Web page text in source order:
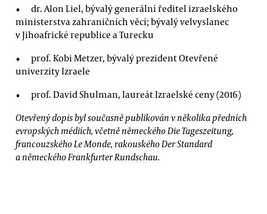
dr. Alon Liel, bývalý generální ředitel izraelského
ministerstva zahraničních věcí; bývalý velvyslanec
v Jihoafrické republice a Turecku
prof. Kobi Metzer, bývalý prezident Otevřené
univerzity Izraele
prof. David Shulman, laureát Izraelské ceny (2016)
Otevřený dopis byl současně publikován v několika předních
evropských médiích, včetně německého Die Tageszeitung,
francouzského Le Monde, rakouského Der Standard
a německého Frankfurter Rundschau.